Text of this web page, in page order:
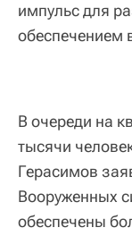
импульс для
обеспечением
В очереди на
тысячи
Герасимов
Вооруженных
обеспечены